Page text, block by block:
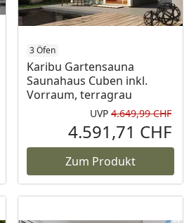
Aktueller Preis
3 Öfen
Karibu Gartensauna
Saunahaus Cuben inkl.
Vorraum, terragrau
UVP 4.649,99 CHF
4.591,71 CHF
Zum Produkt